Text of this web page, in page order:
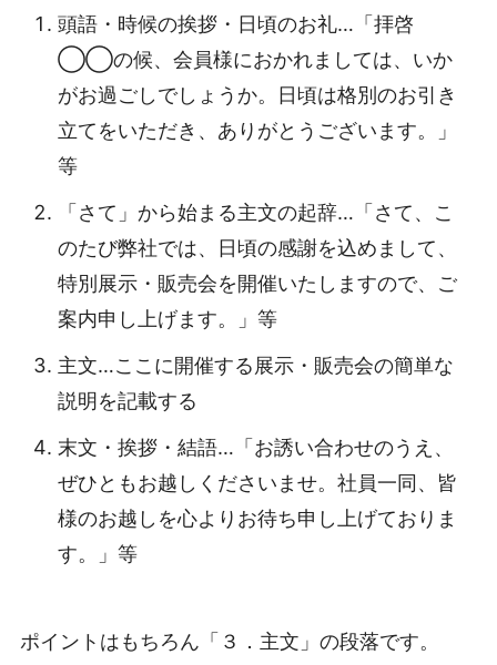
頭語・時候の挨拶・日頃のお礼…「拝啓
◯◯の候、会員様におかれましては、いか
がお過ごしでしょうか。日頃は格別のお引き
立てをいただき、ありがとうございます。」
等
「さて」から始まる主文の起辞…「さて、こ
のたび弊社では、日頃の感謝を込めまして、
特別展示・販売会を開催いたしますので、ご
案内申し上げます。」等
主文…ここに開催する展示・販売会の簡単な
説明を記載する
末文・挨拶・結語…「お誘い合わせのうえ、
ぜひともお越しくださいませ。社員一同、皆
様のお越しを心よりお待ち申し上げておりま
す。」等
ポイントはもちろん「３．主文」の段落です。